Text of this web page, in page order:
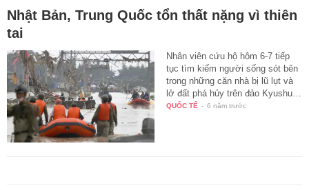
Nhật Bản, Trung Quốc tổn thất nặng vì thiên
tai
Nhân viên cứu hộ hôm 6-7 tiếp
tục tìm kiếm người sống sót bên
trong những căn nhà bị lũ lụt và
lở đất phá hủy trên đảo Kyushu…
QUỐC TẾ - 6 năm trước